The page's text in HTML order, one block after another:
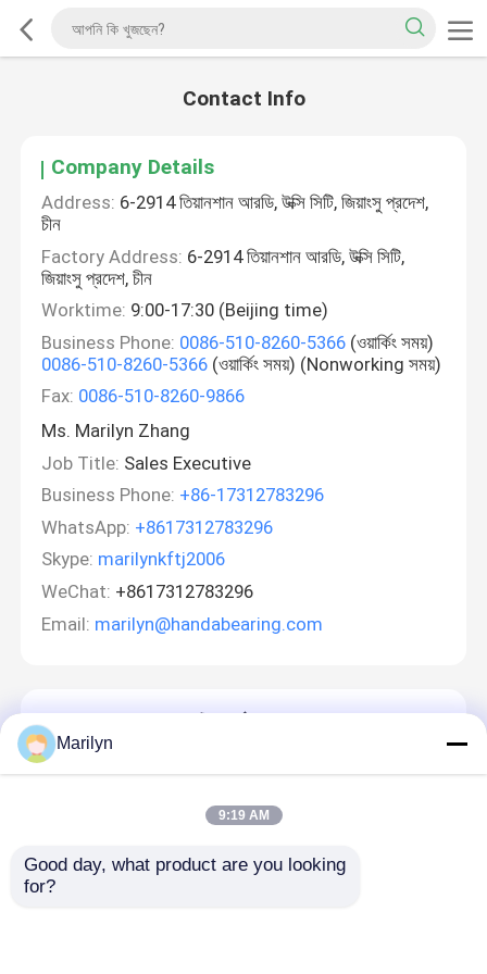
Contact Info
Company Details
Address: 6-2914 তিয়ানশান আরডি, উক্সি সিটি, জিয়াংসু প্রদেশ,
চীন
Factory Address: 6-2914 তিয়ানশান আরডি, উক্সি সিটি,
জিয়াংসু প্রদেশ, চীন
Worktime: 9:00-17:30 (Beijing time)
Business Phone: 0086-510-8260-5366 (ওয়ার্কিং সময়)
0086-510-8260-5366 (ওয়ার্কিং সময়) (Nonworking সময়)
Fax: 0086-510-8260-9866
Ms. Marilyn Zhang
Job Title: Sales Executive
Business Phone: +86-17312783296
WhatsApp: +8617312783296
Skype: marilynkftj2006
WeChat: +8617312783296
Email: marilyn@handabearing.com
Marilyn
9:19 AM
Good day, what product are you looking
for?